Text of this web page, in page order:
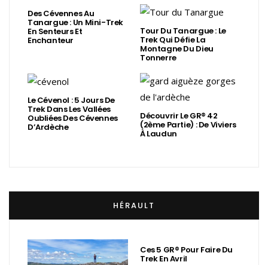
Des Cévennes Au
Tanargue : Un Mini-Trek
En Senteurs Et
Enchanteur
Tour Du Tanargue : Le
Trek Qui Défie La
Montagne Du Dieu
Tonnerre
Le Cévenol : 5 Jours De
Trek Dans Les Vallées
Oubliées Des Cévennes
D’Ardèche
Découvrir Le GR® 42
(2ème Partie) : De Viviers
À Laudun
HÉRAULT
Ces 5 GR® Pour Faire Du
Trek En Avril